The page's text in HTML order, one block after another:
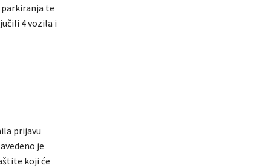
te
4 vozila i
prijavu
je
koji će